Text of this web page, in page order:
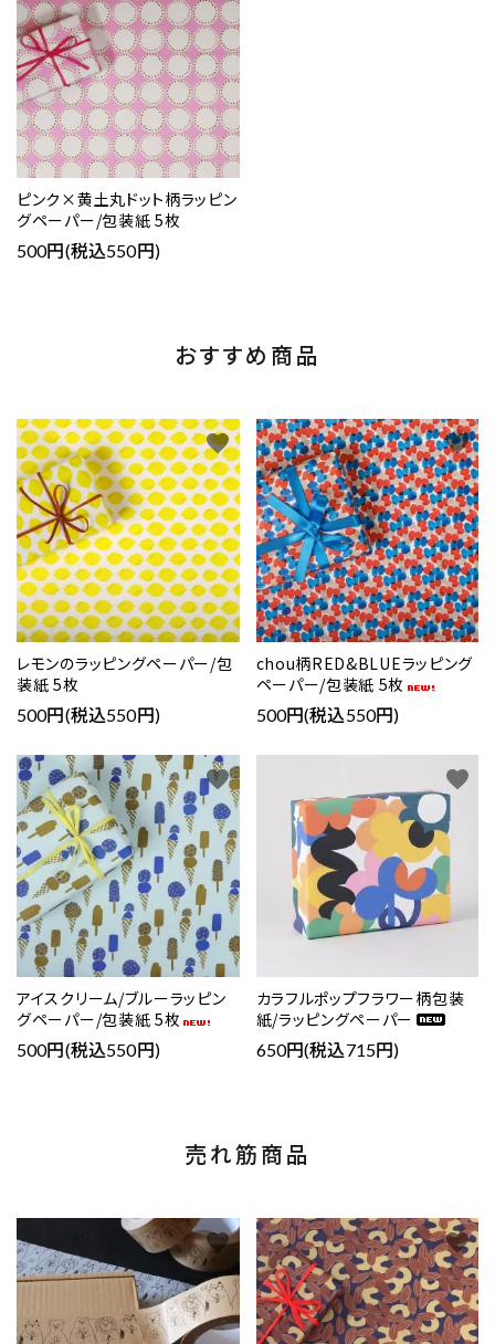
ピンク×黄土丸ドット柄ラッピン
グペーパー/包装紙 5枚
500円(税込550円)
おすすめ商品
レモンのラッピングペーパー/包
装紙 5枚
500円(税込550円)
favorite
chou柄RED&BLUEラッピング
ペーパー/包装紙 5枚
500円(税込550円)
favorite
アイスクリーム/ブルーラッピン
グペーパー/包装紙 5枚
500円(税込550円)
favorite
カラフルポップフラワー柄包装
紙/ラッピングペーパー
650円(税込715円)
favorite
売れ筋商品
favorite favorite